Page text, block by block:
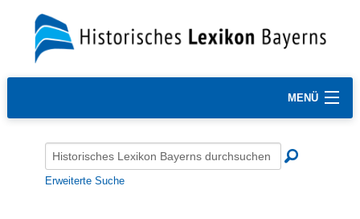
MENÜ
Erweiterte Suche